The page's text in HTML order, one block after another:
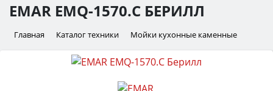
EMAR EMQ-1570.C БЕРИЛЛ
Главная Каталог техники Мойки кухонные каменные